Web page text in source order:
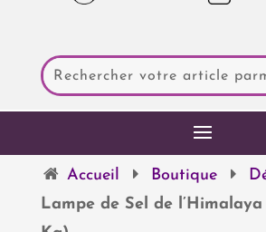
Accueil Boutique
Lampe de Sel de